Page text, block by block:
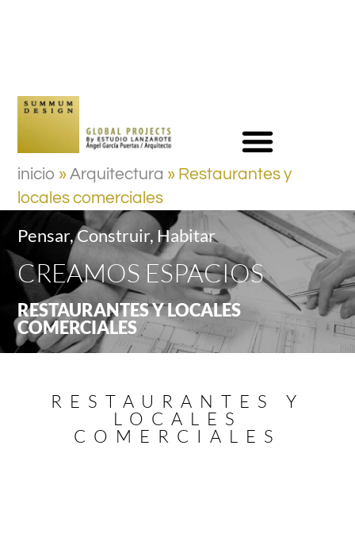
inicio »Arquitectura » Restaurantes y
locales comerciales
Pensar, Construir, Habitar
CREAMOS ESPACIOS
RESTAURANTES Y LOCALES
COMERCIALES
RESTAURANTES Y
LOCALES
COMERCIALES